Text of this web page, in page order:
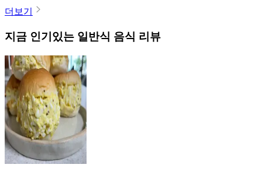
더보기
지금 인기있는 일반식 음식 리뷰